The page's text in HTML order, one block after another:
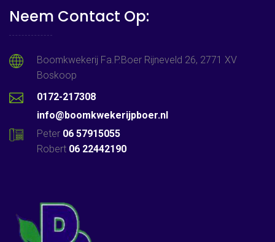
Neem Contact Op:
Boomkwekerij Fa.P.Boer Rijneveld 26, 2771 XV
Boskoop
0172-217308
info@boomkwekerijpboer.nl
Peter 06 57915055
Robert 06 22442190